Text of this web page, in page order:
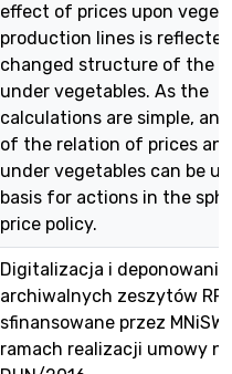
effect of prices upon
production lines is
changed structure of the
under vegetables. As the
calculations are simple, an
of the relation of prices
under vegetables can be
basis for actions in the
price policy.
Digitalizacja i deponowanie
archiwalnych zeszytów
sfinansowane przez MNiSW
ramach realizacji umowy